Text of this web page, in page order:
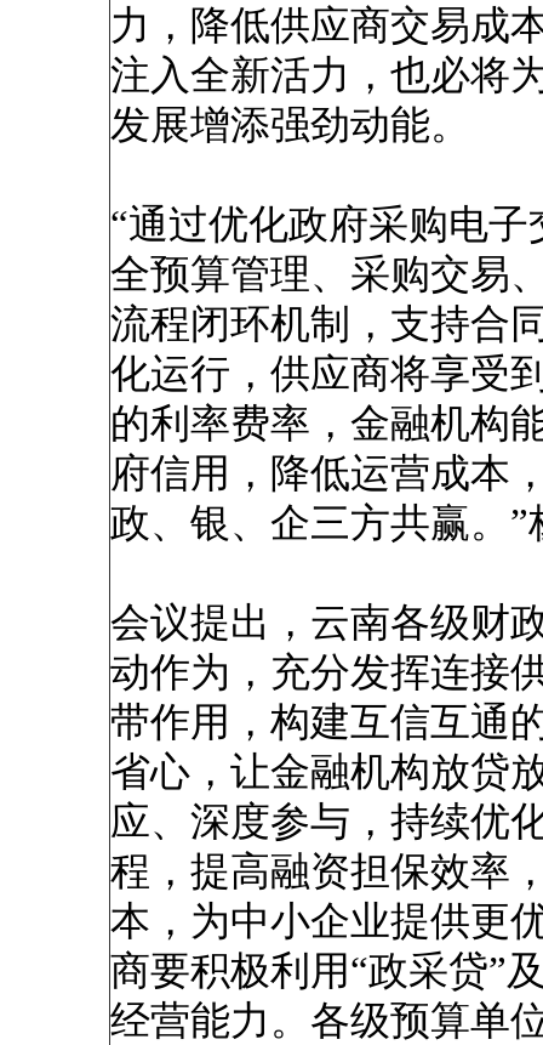
力，降低供应商交易成
注入全新活力，也必将
发展增添强劲动能。
“通过优化政府采购电
全预算管理、采购交易
流程闭环机制，支持合
化运行，供应商将享受
的利率费率，金融机构
府信用，降低运营成本
政、银、企三方共赢。”
会议提出，云南各级财
动作为，充分发挥连接
带作用，构建互信互通
省心，让金融机构放贷
应、深度参与，持续优
程，提高融资担保效率
本，为中小企业提供更
商要积极利用“政采贷”
经营能力。各级预算单